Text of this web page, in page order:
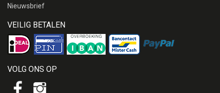
Nieuwsbrief
VEILIG BETALEN
VOLG ONS OP